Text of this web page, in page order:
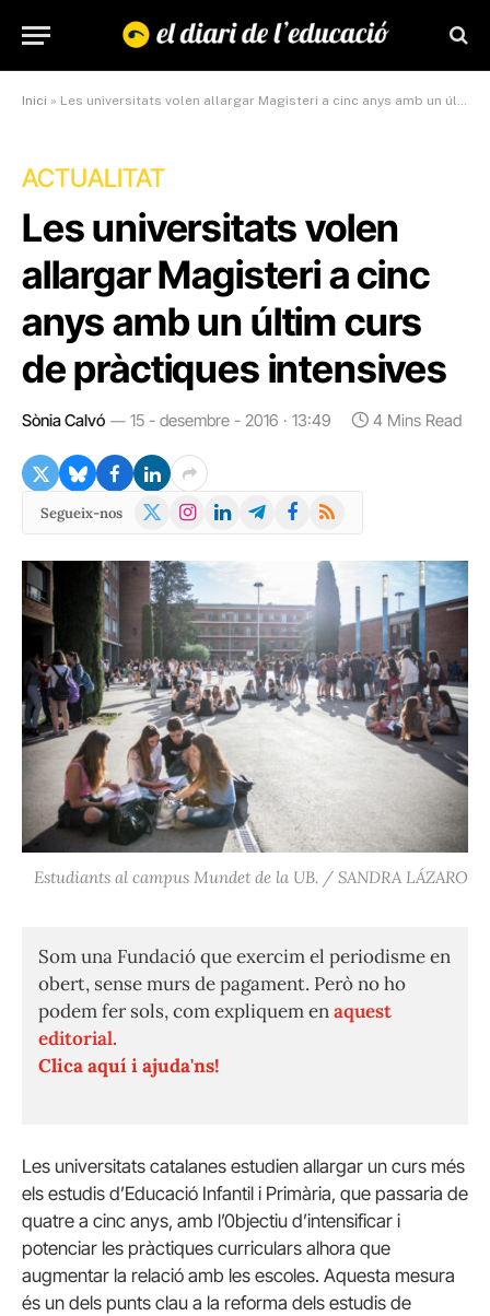
Inici » Les universitats volen allargar Magisteri a cinc anys amb un últim curs de pràctiques intensives
ACTUALITAT
Les universitats volen
allargar Magisteri a cinc
anys amb un últim curs
de pràctiques intensives
Sònia Calvó 15 - desembre - 2016 · 13:49 4 Mins Read
Segueix-nos
X
Instagram
LinkedInTelegramFacebook
RSS
Estudiants al campus Mundet de la UB. / SANDRA LÁZARO
Som una Fundació que exercim el periodisme en
obert, sense murs de pagament. Però no ho
podem fer sols, com expliquem enaquest
editorial.
Clica aquí i ajuda'ns!
Les universitats catalanes estudien allargar un curs més
els estudis d’Educació Infantil i Primària, que passaria de
quatre a cinc anys, amb l’0bjectiu d’intensificar i
potenciar les pràctiques curriculars alhora que
augmentar la relació amb les escoles. Aquesta mesura
és un dels punts clau a la reforma dels estudis de